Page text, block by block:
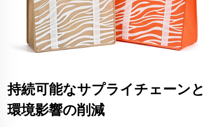
持続可能なサプライチェーンと
環境影響の削減